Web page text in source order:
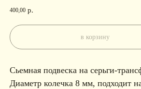
400,00 р.
в корзину
Сьемная подвеска на серьги-
Диаметр колечка 8 мм, подходит